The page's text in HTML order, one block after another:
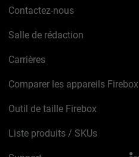
Contactez-nous
Salle de rédaction
Carrières
Comparer les appareils Firebox
Outil de taille Firebox
Liste produits / SKUs